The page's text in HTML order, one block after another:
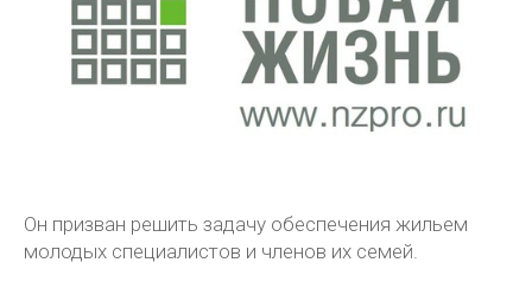
Он призван решить задачу обеспечения жильем
молодых специалистов и членов их семей.